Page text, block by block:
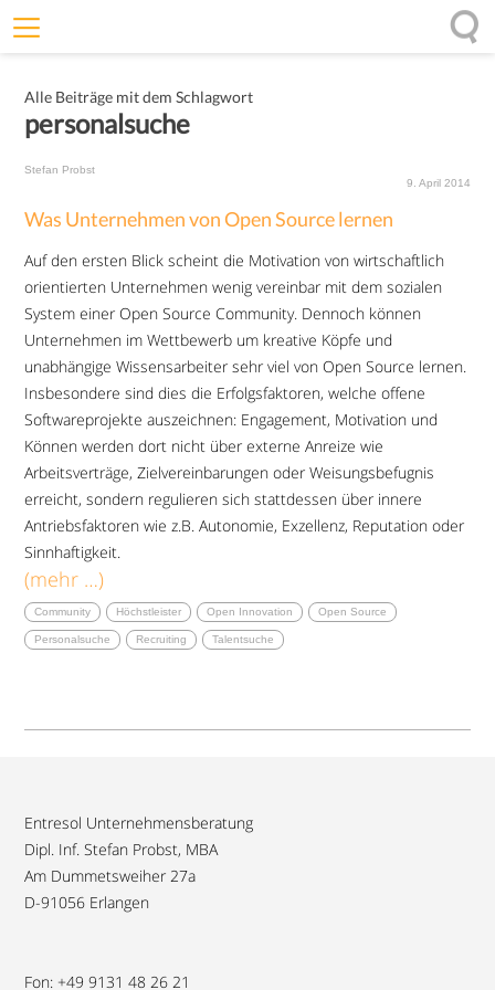
Offenheit
Ursprung
Impulse
Alle Beiträge mit dem Schlagwort
personalsuche
Stefan Probst
9. April 2014
Was Unternehmen von Open Source lernen
Auf den ersten Blick scheint die Motivation von wirtschaftlich
orientierten Unternehmen wenig vereinbar mit dem sozialen
System einer Open Source Community. Dennoch können
Unternehmen im Wettbewerb um kreative Köpfe und
unabhängige Wissensarbeiter sehr viel von Open Source lernen.
Insbesondere sind dies die Erfolgsfaktoren, welche offene
Softwareprojekte auszeichnen: Engagement, Motivation und
Können werden dort nicht über externe Anreize wie
Arbeitsverträge, Zielvereinbarungen oder Weisungsbefugnis
erreicht, sondern regulieren sich stattdessen über innere
Antriebsfaktoren wie z.B. Autonomie, Exzellenz, Reputation oder
Sinnhaftigkeit.
(mehr …)
Community Höchstleister Open Innovation Open Source
Personalsuche Recruiting Talentsuche
Entresol Unternehmensberatung
Dipl. Inf. Stefan Probst, MBA
Am Dummetsweiher 27a
D-91056 Erlangen
Fon: +49 9131 48 26 21